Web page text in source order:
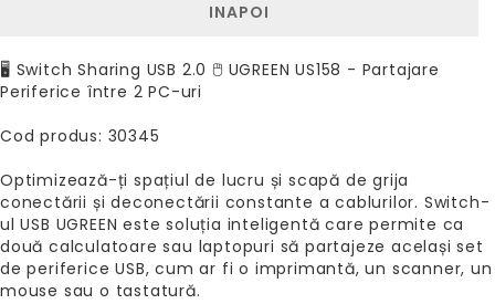
INAPOI
🖥️ Switch Sharing USB 2.0 🖱️ UGREEN US158 - Partajare
Periferice între 2 PC-uri
Cod produs: 30345
Optimizează-ți spațiul de lucru și scapă de grija
conectării și deconectării constante a cablurilor. Switch-
ul USB UGREEN este soluția inteligentă care permite ca
două calculatoare sau laptopuri să partajeze același set
de periferice USB, cum ar fi o imprimantă, un scanner, un
mouse sau o tastatură.